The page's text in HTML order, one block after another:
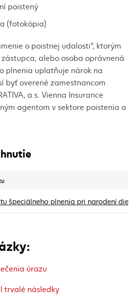
úrazu
trvalé následky
poistený
(fotokópia)
o poistnej udalosti“, ktorým
alebo osoba oprávnená
plnenia uplatňuje nárok na
byť overené zamestnancom
a.s. Vienna Insurance
agentom v sektore poistenia a
špeciálneho plnenia pri narodení